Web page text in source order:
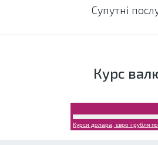
Супутні
Курс
Курси долара, євро і рубля